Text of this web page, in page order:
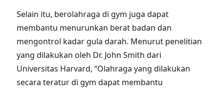
Selain itu, berolahraga di gym juga dapat
membantu menurunkan berat badan dan
mengontrol kadar gula darah. Menurut penelitian
yang dilakukan oleh Dr. John Smith dari
Universitas Harvard, “Olahraga yang dilakukan
secara teratur di gym dapat membantu